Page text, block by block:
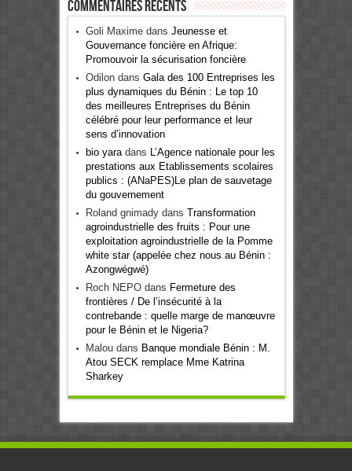
Commentaires récents
Goli Maximedans Jeunesse et
Gouvernance foncière en Afrique:
Promouvoir la sécurisation foncière
Odilondans Gala des 100 Entreprises les
plus dynamiques du Bénin : Le top 10
des meilleures Entreprises du Bénin
célébré pour leur performance et leur
sens d’innovation
bio yaradans
L’Agence nationale pour les
prestations aux Etablissements scolaires
publics : (ANaPES)Le plan de sauvetage
du gouvernement
Roland gnimadydans Transformation
agroindustrielle des fruits : Pour une
exploitation agroindustrielle de la Pomme
white star (appelée chez nous au Bénin :
Azongwégwé)
Roch NEPOdans Fermeture des
frontières / De l’insécurité à la
contrebande : quelle marge de manœuvre
pour le Bénin et le Nigeria?
Maloudans Banque mondiale Bénin : M.
Atou SECK remplace Mme Katrina
Sharkey